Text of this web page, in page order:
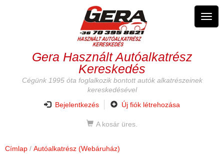
Gera Használt Autóalkatrész
Kereskedés
Cégünk 1995 óta foglalkozik bontott autók alkatrészeinek
kereskedésével
Bejelentkezés
Új fiók létrehozása
A kosár üres.
Címlap
Autóalkatrész (Webáruház)